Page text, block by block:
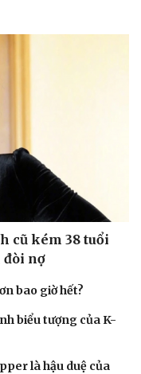
cũ kém 38 tuổi
đòi nợ
bao giờ hết?
biểu tượng của K-
là hậu duệ của